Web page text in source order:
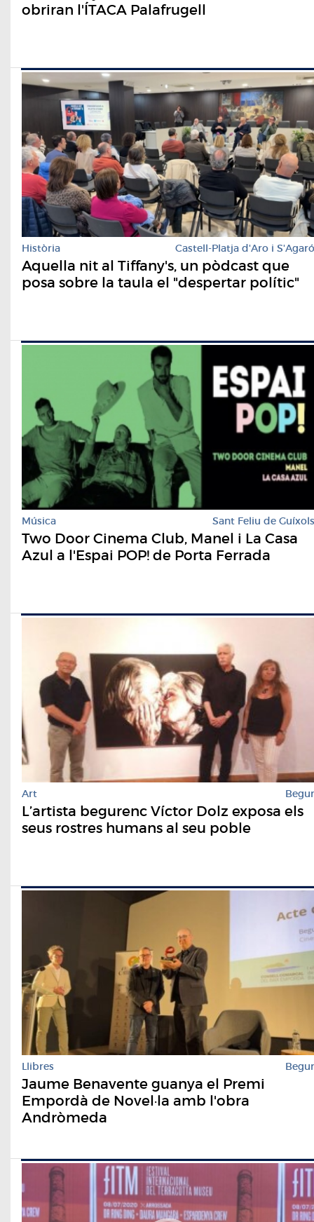
obriran l'ÍTACA Palafrugell
Història Castell-Platja d'Aro i S'Agaró
Aquella nit al Tiffany's, un pòdcast que
posa sobre la taula el "despertar polític"
Música Sant Feliu de Guíxols
Two Door Cinema Club, Manel i La Casa
Azul a l'Espai POP! de Porta Ferrada
Art Begur
L’artista begurenc Víctor Dolz exposa els
seus rostres humans al seu poble
Llibres Begur
Jaume Benavente guanya el Premi
Empordà de Novel·la amb l'obra
Andròmeda